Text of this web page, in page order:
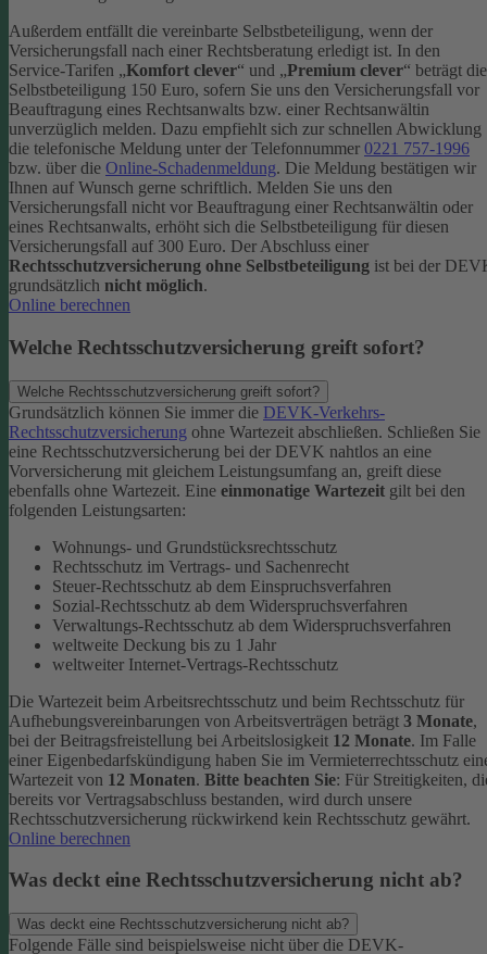
Außerdem entfällt die vereinbarte Selbstbeteiligung, wenn der
Versicherungsfall nach einer Rechtsberatung erledigt ist. In den
Service-Tarifen „Komfort clever“ und „Premium clever“ beträgt die
Selbstbeteiligung 150 Euro, sofern Sie uns den Versicherungsfall vor
Beauftragung eines Rechtsanwalts bzw. einer Rechtsanwältin
unverzüglich melden. Dazu empfiehlt sich zur schnellen Abwicklung
die telefonische Meldung unter der Telefonnummer 0221 757-1996
bzw. über die Online-Schadenmeldung. Die Meldung bestätigen wir
Ihnen auf Wunsch gerne schriftlich. Melden Sie uns den
Versicherungsfall nicht vor Beauftragung einer Rechtsanwältin oder
eines Rechtsanwalts, erhöht sich die Selbstbeteiligung für diesen
Versicherungsfall auf 300 Euro. Der Abschluss einer
Rechtsschutzversicherung ohne Selbstbeteiligung ist bei der
grundsätzlich nicht möglich.
Online berechnen
Welche Rechtsschutzversicherung greift sofort?
Welche Rechtsschutzversicherung greift sofort?
Grundsätzlich können Sie immer die DEVK-Verkehrs-
Rechtsschutzversicherung ohne Wartezeit abschließen. Schließen Sie
eine Rechtsschutzversicherung bei der DEVK nahtlos an eine
Vorversicherung mit gleichem Leistungsumfang an, greift diese
ebenfalls ohne Wartezeit. Eine einmonatige Wartezeit gilt bei den
folgenden Leistungsarten:
Wohnungs- und Grundstücksrechtsschutz
Rechtsschutz im Vertrags- und Sachenrecht
Steuer-Rechtsschutz ab dem Einspruchsverfahren
Sozial-Rechtsschutz ab dem Widerspruchsverfahren
Verwaltungs-Rechtsschutz ab dem Widerspruchsverfahren
weltweite Deckung bis zu 1 Jahr
weltweiter Internet-Vertrags-Rechtsschutz
Die Wartezeit beim Arbeitsrechtsschutz und beim Rechtsschutz für
Aufhebungsvereinbarungen von Arbeitsverträgen beträgt 3 Monate,
bei der Beitragsfreistellung bei Arbeitslosigkeit 12 Monate. Im Falle
einer Eigenbedarfskündigung haben Sie im Vermieterrechtsschutz
Wartezeit von 12 Monaten. Bitte beachten Sie: Für Streitigkeiten,
bereits vor Vertragsabschluss bestanden, wird durch unsere
Rechtsschutzversicherung rückwirkend kein Rechtsschutz gewährt.
Online berechnen
Was deckt eine Rechtsschutzversicherung nicht ab?
Was deckt eine Rechtsschutzversicherung nicht ab?
Folgende Fälle sind beispielsweise nicht über die DEVK-